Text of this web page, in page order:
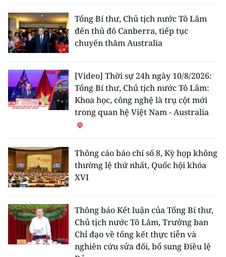
Tổng Bí thư, Chủ tịch nước Tô Lâm
đến thủ đô Canberra, tiếp tục
chuyến thăm Australia
[Video] Thời sự 24h ngày 10/8/2026:
Tổng Bí thư, Chủ tịch nước Tô Lâm:
Khoa học, công nghệ là trụ cột mới
trong quan hệ Việt Nam - Australia
Thông cáo báo chí số 8, Kỳ họp không
thường lệ thứ nhất, Quốc hội khóa
XVI
Thông báo Kết luận của Tổng Bí thư,
Chủ tịch nước Tô Lâm, Trưởng ban
Chỉ đạo về tổng kết thực tiễn và
nghiên cứu sửa đổi, bổ sung Điều lệ